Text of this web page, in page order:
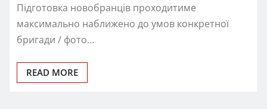
Підготовка новобранців проходитиме
максимально наближено до умов конкретної
бригади / фото…
READ MORE